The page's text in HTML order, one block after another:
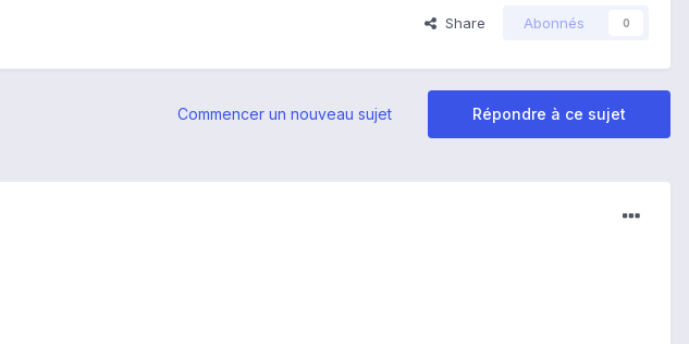
Share Abonnés 0
Répondre à ce sujet
Commencer un nouveau sujet